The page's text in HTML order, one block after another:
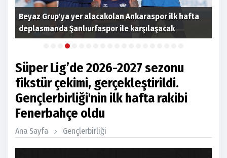
Beyaz Grup'ya yer alacakolan Ankaraspor ilk hafta
deplasmanda Şanlıurfaspor ile karşılaşacak
Süper Lig’de 2026-2027 sezonu
fikstür çekimi, gerçekleştirildi.
Gençlerbirliği'nin ilk hafta rakibi
Fenerbahçe oldu
Ana Sayfa Gençlerbirliği